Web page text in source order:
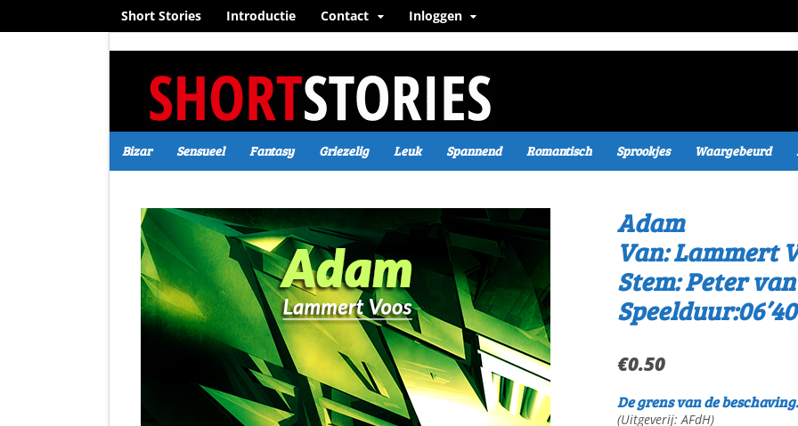
Short Stories Introductie Contact Inloggen
Bizar Sensueel Fantasy Griezelig Leuk Spannend Romantisch Sprookjes Waargebeurd
Adam
Van: Lammert
Stem: Peter
€0.50
De grens van de beschaving.
(Uitgeverij: AFdH)